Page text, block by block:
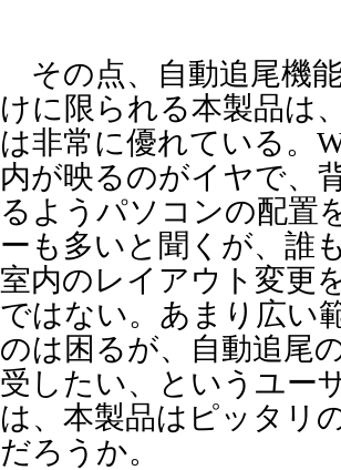
その点、自動追尾機
けに限られる本製品は
は非常に優れている。
内が映るのがイヤで、
るようパソコンの配置
ーも多いと聞くが、誰
室内のレイアウト変更
ではない。あまり広い
のは困るが、自動追尾
受したい、というユー
は、本製品はピッタリ
だろうか。